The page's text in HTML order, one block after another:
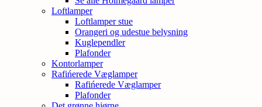
Loftlamper
Loftlamper stue
Orangeri og udestue belysning
Kuglependler
Plafonder
Kontorlamper
Rafińerede Væglamper
Rafińerede Væglamper
Plafonder